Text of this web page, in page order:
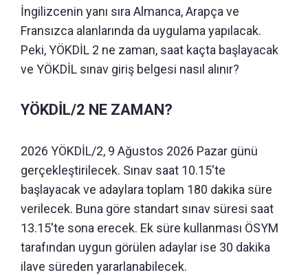
İngilizcenin yanı sıra Almanca, Arapça ve
Fransızca alanlarında da uygulama yapılacak.
Peki, YÖKDİL 2 ne zaman, saat kaçta başlayacak
ve YÖKDİL sınav giriş belgesi nasıl alınır?
YÖKDİL/2 NE ZAMAN?
2026 YÖKDİL/2, 9 Ağustos 2026 Pazar günü
gerçekleştirilecek. Sınav saat 10.15'te
başlayacak ve adaylara toplam 180 dakika süre
verilecek. Buna göre standart sınav süresi saat
13.15'te sona erecek. Ek süre kullanması ÖSYM
tarafından uygun görülen adaylar ise 30 dakika
ilave süreden yararlanabilecek.